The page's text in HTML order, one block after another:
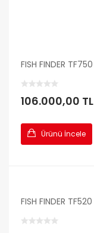
FISH FINDER TF750
106.000,00 TL
Ürünü İncele
FISH FINDER TF520